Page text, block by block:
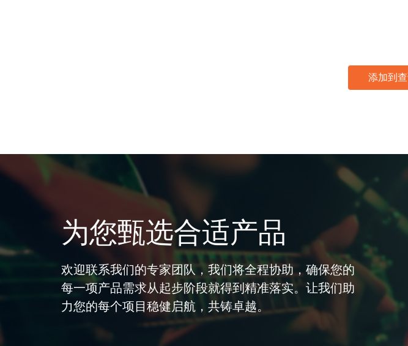
为您甄选合适产品
欢迎联系我们的专家团队，我们将全程协助，确保您的
每一项产品需求从起步阶段就得到精准落实。让我们助
力您的每个项目稳健启航，共铸卓越。